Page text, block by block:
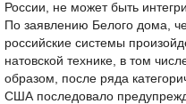
России, не может быть
По заявлению Белого дома,
российские системы
натовской технике, в том
образом, после ряда
США последовало